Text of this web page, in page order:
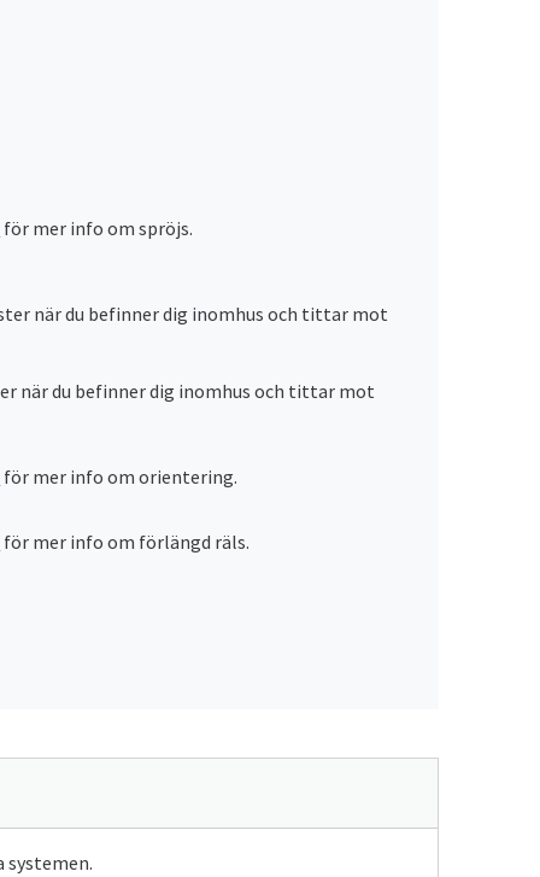
för mer info om spröjs.
när du befinner dig inomhus och tittar mot
när du befinner dig inomhus och tittar mot
för mer info om orientering.
för mer info om förlängd räls.
systemen.